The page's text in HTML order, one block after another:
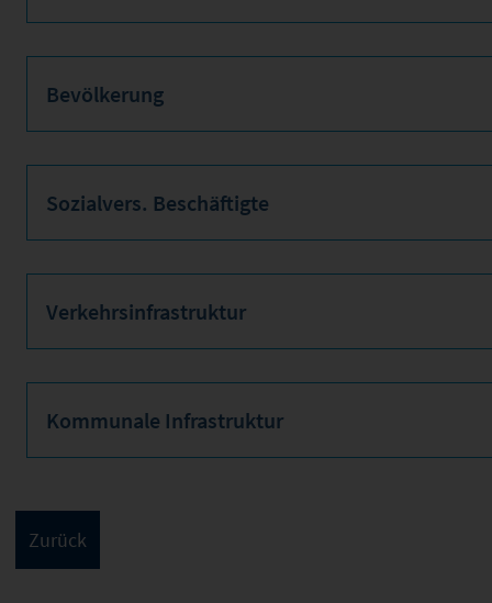
Bevölkerung
Sozialvers. Beschäftigte
Verkehrsinfrastruktur
Kommunale Infrastruktur